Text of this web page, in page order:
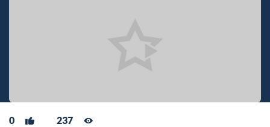
0 237